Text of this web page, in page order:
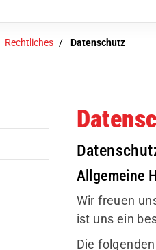
Rechtliches Datenschutz
Allgemeine
Wir freuen
ist uns ein
Die